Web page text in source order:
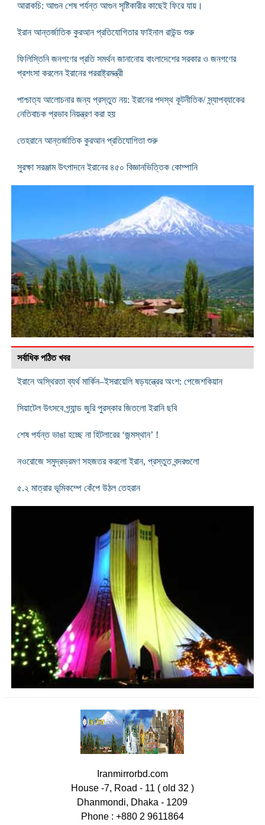
আরাকচি: আগুন শেষ পর্যন্ত আগুন সৃষ্টিকারীর কাছেই ফিরে যায়।
ইরান আন্তর্জাতিক কুরআন প্রতিযোগিতার ফাইনাল রাউন্ড শুরু
ফিলিস্তিনি জনগণের প্রতি সমর্থন জানানোয় বাংলাদেশের সরকার ও জনগণের
প্রশংসা করলেন ইরানের পররাষ্ট্রমন্ত্রী
পাশ্চাত্য আলোচনার জন্য প্রস্তুত নয়: ইরানের পদস্থ কূটনীতিক/ স্ন্যাপব্যাকের
নেতিবাচক প্রভাব নিয়ন্ত্রণ করা হয়
তেহরানে আন্তর্জাতিক কুরআন প্রতিযোগিতা শুরু
সুরক্ষা সরঞ্জাম উৎপাদনে ইরানের ৪৫০ বিজ্ঞানভিত্তিক কোম্পানি
সর্বাধিক পঠিত খবর
ইরানে অস্থিরতা ব্যর্থ মার্কিন–ইসরায়েলি ষড়যন্ত্রের অংশ: পেজেশকিয়ান
সিয়াটেল উৎসবে গ্র্যান্ড জুরি পুরস্কার জিতলো ইরানি ছবি
শেষ পর্যন্ত ভাঙা হচ্ছে না হিটলারের ‘জন্মস্থান’ !
নওরোজে সমুদ্রভ্রমণ সহজতর করলো ইরান, প্রস্তুত বন্দরগুলো
৫.২ মাত্রার ভূমিকম্পে কেঁপে উঠল তেহরান
Iranmirrorbd.com
House -7, Road - 11 ( old 32 )
Dhanmondi, Dhaka - 1209
Phone : +880 2 9611864